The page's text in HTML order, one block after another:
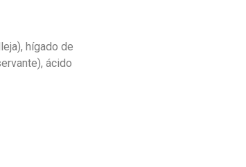
hígado de
ácido